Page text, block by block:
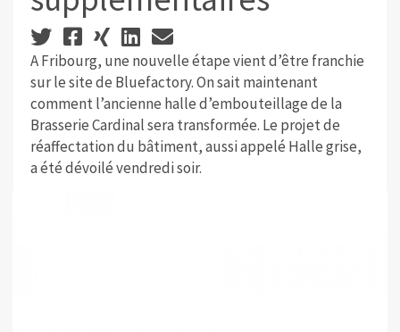
A Fribourg, une nouvelle étape vient d’être franchie
sur le site de Bluefactory. On sait maintenant
comment l’ancienne halle d’embouteillage de la
Brasserie Cardinal sera transformée. Le projet de
réaffectation du bâtiment, aussi appelé Halle grise,
a été dévoilé vendredi soir.